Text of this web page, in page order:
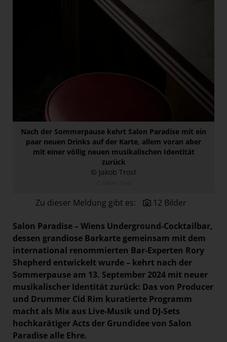
Unibail-Rodamco-Westfield
Vöslauer
Nach der Sommerpause kehrt Salon Paradise mit ein
paar neuen Drinks auf der Karte, allem voran aber
mit einer völlig neuen musikalischen Identität
zurück
© Jakob Trost
Zu dieser Meldung gibt es: 12 Bilder
Salon Paradise – Wiens Underground-Cocktailbar,
dessen grandiose Barkarte gemeinsam mit dem
international renommierten Bar-Experten Rory
Shepherd entwickelt wurde – kehrt nach der
Sommerpause am 13. September 2024 mit neuer
musikalischer Identität zurück: Das von Producer
und Drummer Cid Rim kuratierte Programm
macht als Mix aus Live-Musik und DJ-Sets
hochkarätiger Acts der Grundidee von Salon
Paradise alle Ehre.